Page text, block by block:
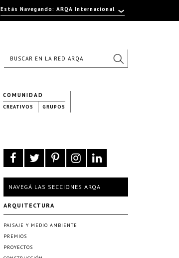
COMUNIDAD
CREATIVOS GRUPOS
NAVEGÁ LAS SECCIONES ARQA
ARQUITECTURA
PAISAJE Y MEDIO AMBIENTE
PREMIOS
PROYECTOS
Estás Navegando: ARQA Internacional